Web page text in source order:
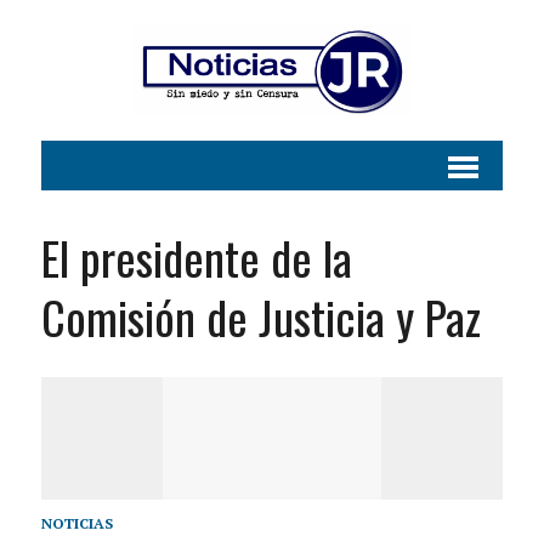
El presidente de la
Comisión de Justicia y Paz
NOTICIAS